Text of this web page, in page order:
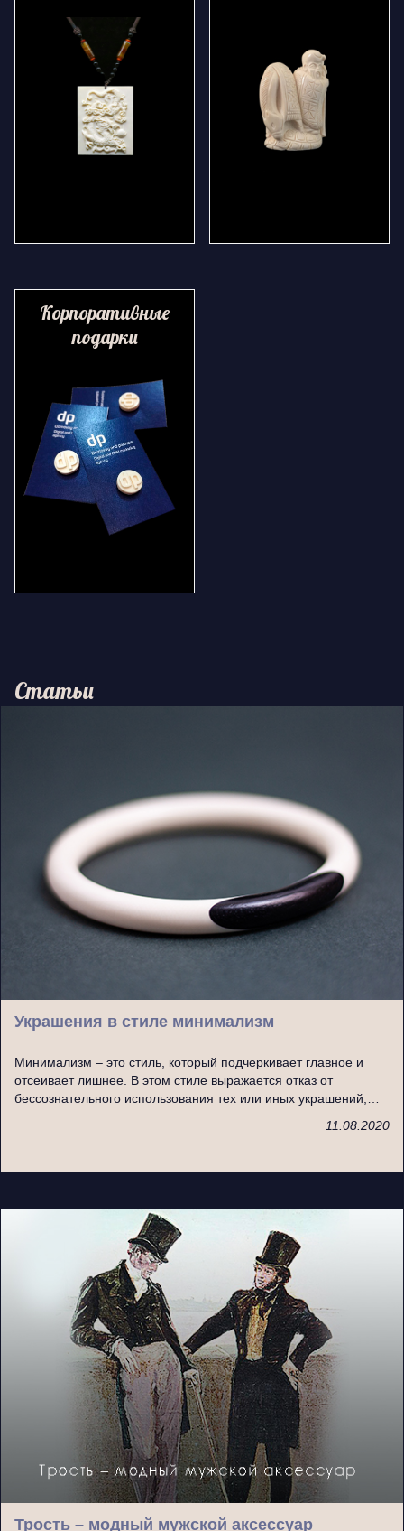
Корпоративные
подарки
Статьи
Украшения в стиле минимализм
Минимализм – это стиль, который подчеркивает главное и
отсеивает лишнее. В этом стиле выражается отказ от
бессознательного использования тех или иных украшений,…
11.08.2020
Трость – модный мужской аксессуар